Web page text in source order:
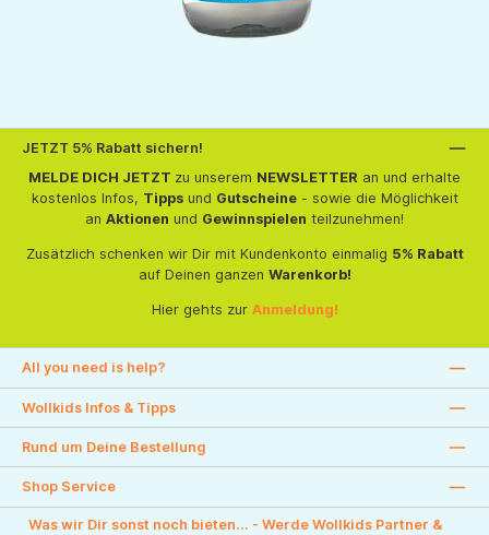
JETZT 5% Rabatt sichern!
MELDE DICH JETZT zu unserem NEWSLETTER an und erhalte
kostenlos Infos, Tippsund Gutscheine- sowie die Möglichkeit
an Aktionen und Gewinnspielen teilzunehmen!
Zusätzlich schenken wir Dir mit Kundenkonto einmalig 5% Rabatt
auf Deinen ganzen Warenkorb!
Hier gehts zur Anmeldung!
All you need is help?
Wollkids Infos & Tipps
Rund um Deine Bestellung
Shop Service
Was wir Dir sonst noch bieten... - Werde Wollkids Partner &